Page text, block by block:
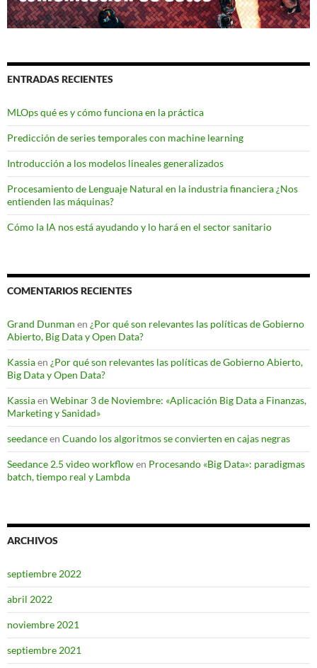
ENTRADAS RECIENTES
MLOps qué es y cómo funciona en la práctica
Predicción de series temporales con machine learning
Introducción a los modelos lineales generalizados
Procesamiento de Lenguaje Natural en la industria financiera ¿Nos
entienden las máquinas?
Cómo la IA nos está ayudando y lo hará en el sector sanitario
COMENTARIOS RECIENTES
Grand Dunman en ¿Por qué son relevantes las políticas de Gobierno
Abierto, Big Data y Open Data?
Kassiaen ¿Por qué son relevantes las políticas de Gobierno Abierto,
Big Data y Open Data?
Kassiaen Webinar 3 de Noviembre: «Aplicación Big Data a Finanzas,
Marketing y Sanidad»
seedanceen Cuando los algoritmos se convierten en cajas negras
Seedance 2.5 video workflowen Procesando «Big Data»: paradigmas
batch, tiempo real y Lambda
ARCHIVOS
septiembre 2022
abril 2022
noviembre 2021
septiembre 2021